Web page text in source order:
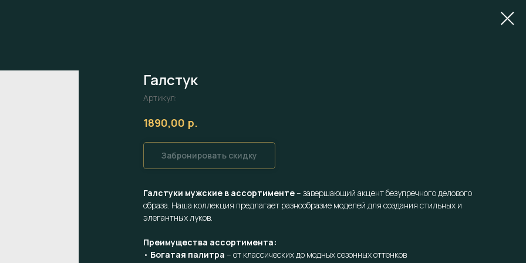
Галстук
Артикул:
1890,00 р.
Забронировать скидку
Галстуки мужские в ассортименте– завершающий акцент безупречного делового
образа. Наша коллекция предлагает разнообразие моделей для создания стильных и
элегантных луков.
Преимущества ассортимента:
• Богатая палитра – от классических до модных сезонных оттенков